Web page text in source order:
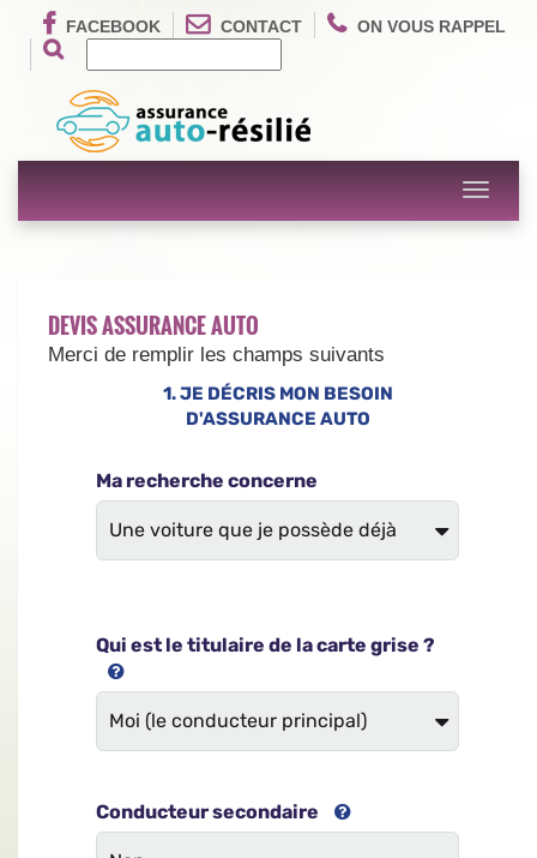
FACEBOOK CONTACT ON VOUS RAPPEL
Toggle
DEVIS ASSURANCE AUTO
Merci de remplir les champs suivants